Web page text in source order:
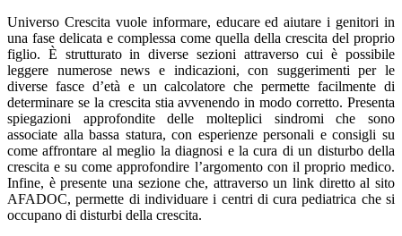
Universo Crescita vuole informare, educare ed aiutare i genitori in
una fase delicata e complessa come quella della crescita del proprio
figlio. È strutturato in diverse sezioni attraverso cui è possibile
leggere numerose news e indicazioni, con suggerimenti per le
diverse fasce d’età e un calcolatore che permette facilmente di
determinare se la crescita stia avvenendo in modo corretto. Presenta
spiegazioni approfondite delle molteplici sindromi che sono
associate alla bassa statura, con esperienze personali e consigli su
come affrontare al meglio la diagnosi e la cura di un disturbo della
crescita e su come approfondire l’argomento con il proprio medico.
Infine, è presente una sezione che, attraverso un link diretto al sito
AFADOC, permette di individuare i centri di cura pediatrica che si
occupano di disturbi della crescita.